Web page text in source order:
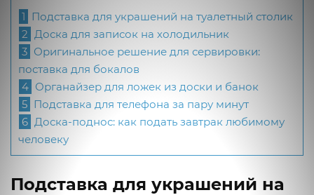
1 Подставка для украшений на туалетный столик
2 Доска для записок на холодильник
3 Оригинальное решение для сервировки:
поставка для бокалов
4 Органайзер для ложек из доски и банок
5 Подставка для телефона за пару минут
6 Доска-поднос: как подать завтрак любимому
человеку
Подставка для украшений на